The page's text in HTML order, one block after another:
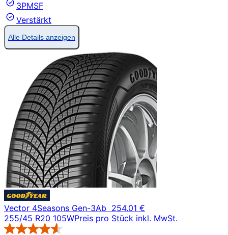
3PMSF
Verstärkt
Alle Details anzeigen
Vector 4Seasons Gen-3Ab 254.01 €
255/45 R20 105WPreis pro Stück inkl. MwSt.